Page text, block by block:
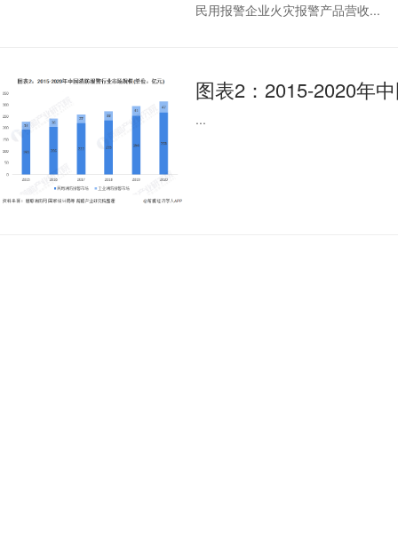
民用报警企业火灾报警产品营收...
图表2：2015-2020年
...